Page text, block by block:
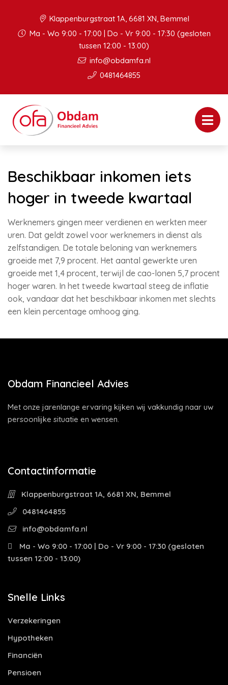
Klappenburgstraat 1A, 6681 XN, Bemmel
Ma - Wo 9:00 - 17:00 | Do - Vr 9:00 - 17:30 (gesloten
tussen 12:00 - 13:00)
info@obdamfa.nl
0481464855
Beschikbaar inkomen iets
hoger in tweede kwartaal
Werknemers gingen meer verdienen en werkten meer
uren. Dat geldt zowel voor werknemers in dienst als
zelfstandigen. De totale beloning van werknemers
groeide met 7,9 procent. Het aantal gewerkte uren
groeide met 1,4 procent, terwijl de cao-lonen 5,7 procent
hoger waren. In het tweede kwartaal steeg de inflatie
ook, vandaar dat het beschikbaar inkomen met slechts
een klein percentage omhoog ging.
Obdam Financieel Advies
Met onze jarenlange ervaring kijken wij vakkundig naar uw
persoonlijke situatie en wensen.
Contactinformatie
Klappenburgstraat 1A, 6681 XN, Bemmel
0481464855
info@obdamfa.nl
Ma - Wo 9:00 - 17:00 | Do - Vr 9:00 - 17:30 (gesloten
tussen 12:00 - 13:00)
Snelle Links
Verzekeringen
Hypotheken
Financiën
Pensioen